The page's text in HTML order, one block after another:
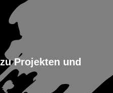
Projekten und